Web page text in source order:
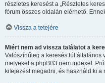
részletes keresést a „Részletes
fórum összes oldalán elérhető.
Vissza a tetejére
Miért nem ad vissza találatot a
Valószínűleg a keresés túl általános
melyeket a phpBB3 nem indexel.
kifejezést megadni, és használd ki